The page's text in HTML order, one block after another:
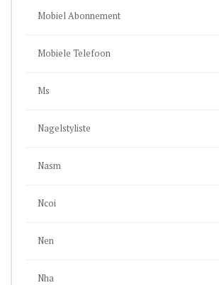
Mobiel Abonnement
Mobiele Telefoon
Ms
Nagelstyliste
Nasm
Ncoi
Nen
Nha